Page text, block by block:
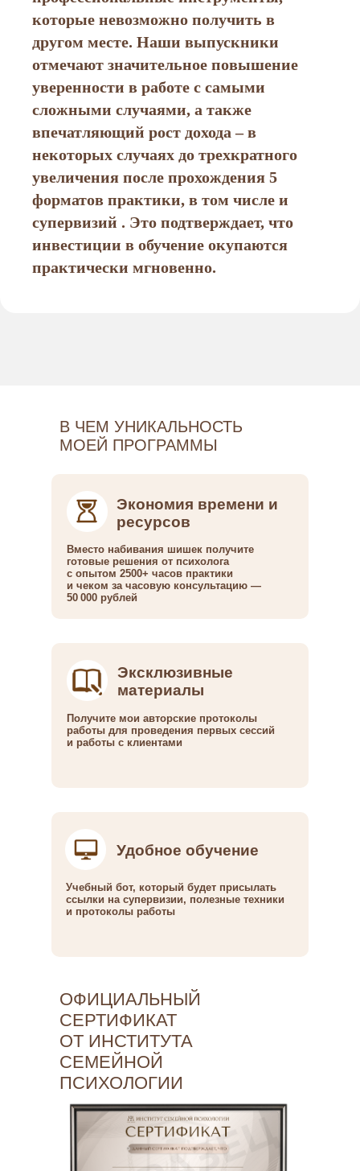
которые невозможно получить в
другом месте. Наши выпускники
отмечают значительное повышение
уверенности в работе с самыми
сложными случаями, а также
впечатляющий рост дохода – в
некоторых случаях до трехкратного
увеличения после прохождения 5
форматов практики, в том числе и
супервизий . Это подтверждает, что
инвестиции в обучение окупаются
практически мгновенно.
В ЧЕМ УНИКАЛЬНОСТЬ
МОЕЙ ПРОГРАММЫ
ОФИЦИАЛЬНЫЙ
СЕРТИФИКАТ
ОТ ИНСТИТУТА
СЕМЕЙНОЙ
ПСИХОЛОГИИ
Экономия времени и
ресурсов
Вместо набивания шишек получите
готовые решения от психолога
с опытом 2500+ часов практики
и чеком за часовую консультацию —
50 000 рублей
Удобное обучение
Учебный бот, который будет присылать
ссылки на супервизии, полезные техники
и протоколы работы
Эксклюзивные
материалы
Получите мои авторские протоколы
работы для проведения первых сессий
и работы с клиентами